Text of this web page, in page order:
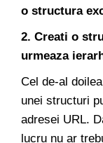
o structura
2. Creati o
urmeaza
Cel de-al
unei structuri
adresei URL.
lucru nu ar